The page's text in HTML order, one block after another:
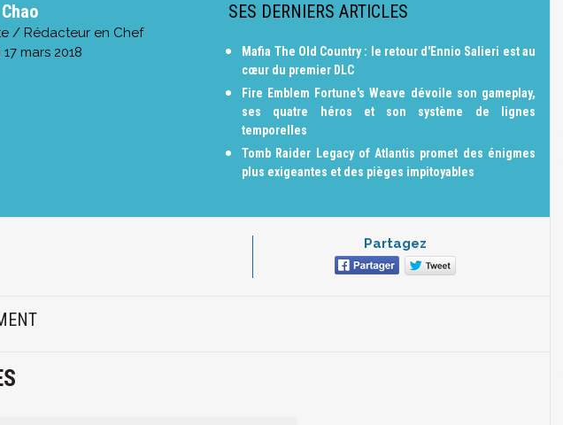
/ Rédacteur en Chef
mars 2018
SES DERNIERS ARTICLES
Mafia The Old Country : le retour d'Ennio Salieri est au
cœur du premier DLC
Fire Emblem Fortune's Weave dévoile son gameplay,
ses quatre héros et son système de lignes
temporelles
Tomb Raider Legacy of Atlantis promet des énigmes
plus exigeantes et des pièges impitoyables
Partagez